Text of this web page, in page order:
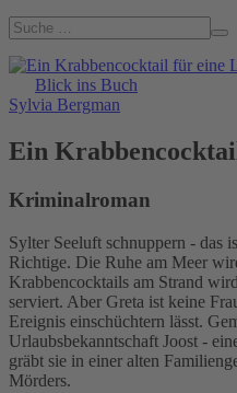
Blick ins Buch
Sylvia Bergman
Ein
Kriminalroman
Sylter Seeluft schnuppern - das
Richtige. Die Ruhe am Meer
Krabbencocktails am Strand
serviert. Aber Greta ist keine
Ereignis einschüchtern lässt.
Urlaubsbekanntschaft Joost -
gräbt sie in einer alten
Mörders.